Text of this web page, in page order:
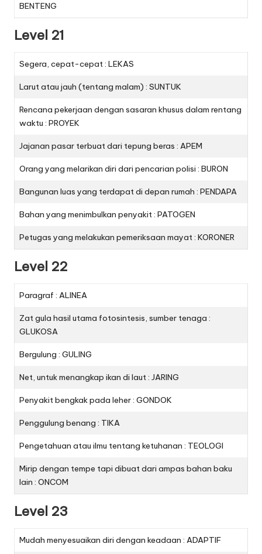
BENTENG
Level 21
Segera, cepat-cepat : LEKAS
Larut atau jauh (tentang malam) : SUNTUK
Rencana pekerjaan dengan sasaran khusus dalam rentang
waktu : PROYEK
Jajanan pasar terbuat dari tepung beras : APEM
Orang yang melarikan diri dari pencarian polisi : BURON
Bangunan luas yang terdapat di depan rumah : PENDAPA
Bahan yang menimbulkan penyakit : PATOGEN
Petugas yang melakukan pemeriksaan mayat : KORONER
Level 22
Paragraf : ALINEA
Zat gula hasil utama fotosintesis, sumber tenaga :
GLUKOSA
Bergulung : GULING
Net, untuk menangkap ikan di laut : JARING
Penyakit bengkak pada leher : GONDOK
Penggulung benang : TIKA
Pengetahuan atau ilmu tentang ketuhanan : TEOLOGI
Mirip dengan tempe tapi dibuat dari ampas bahan baku
lain : ONCOM
Level 23
Mudah menyesuaikan diri dengan keadaan : ADAPTIF